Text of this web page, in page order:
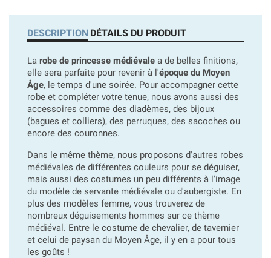
DESCRIPTION DÉTAILS DU PRODUIT
La robe de princesse médiévale a de belles finitions,
elle sera parfaite pour revenir à l'époque du Moyen
Âge, le temps d'une soirée. Pour accompagner cette
robe et compléter votre tenue, nous avons aussi des
accessoires comme des diadèmes, des bijoux
(bagues et colliers), des perruques, des sacoches ou
encore des couronnes.
Dans le même thème, nous proposons d'autres robes
médiévales de différentes couleurs pour se déguiser,
mais aussi des costumes un peu différents à l'image
du modèle de servante médiévale ou d'aubergiste. En
plus des modèles femme, vous trouverez de
nombreux déguisements hommes sur ce thème
médiéval. Entre le costume de chevalier, de tavernier
et celui de paysan du Moyen Âge, il y en a pour tous
les goûts !